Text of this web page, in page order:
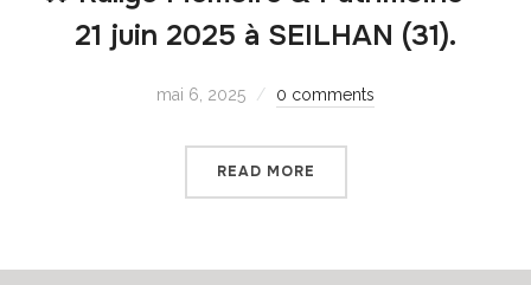
21 juin 2025 à SEILHAN (31).
mai 6, 2025 0 comments
READ MORE